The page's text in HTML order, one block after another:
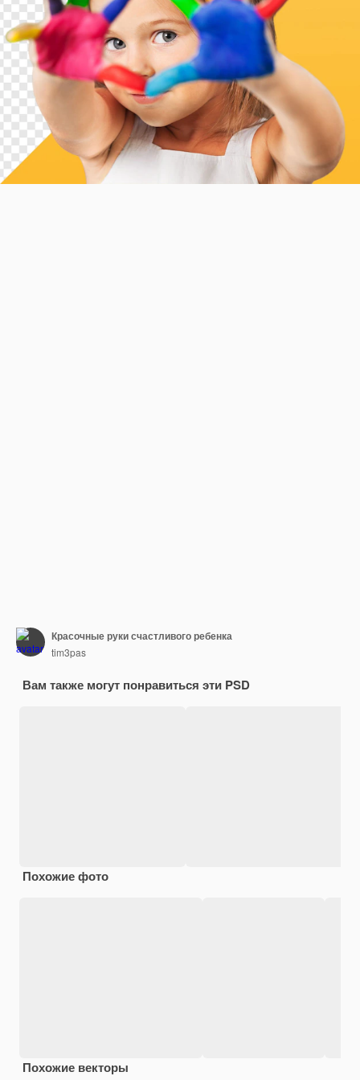
Красочные руки счастливого ребенка
tim3pas
Вам также могут понравиться эти PSD
Похожие фото
Похожие векторы